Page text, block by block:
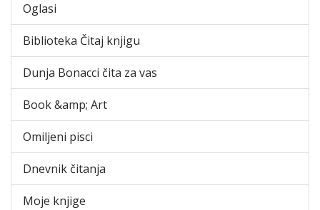
Oglasi
Biblioteka Čitaj knjigu
Dunja Bonacci čita za vas
Book &amp; Art
Omiljeni pisci
Dnevnik čitanja
Moje knjige